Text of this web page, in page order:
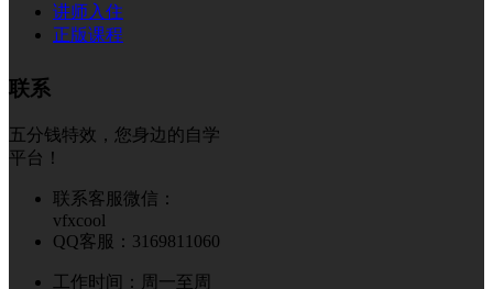
讲师入住
正版课程
联系
五分钱特效，您身边的自学
平台！
联系客服微信：
vfxcool
QQ客服：3169811060
工作时间：周一至周